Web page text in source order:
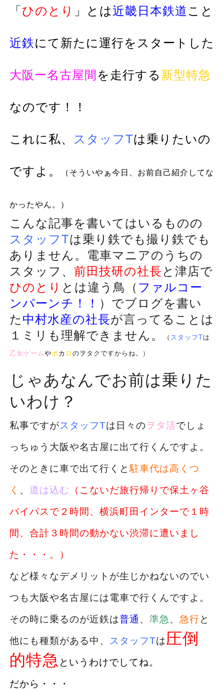
「 ひのとり 」とは近畿日本鉄道こと
近鉄にて新たに運行をスタートした
大阪ー名古屋間 を走行する 新型特急
なのです！！
これに私、 スタッフTは乗りたいの
ですよ。 （そういやぁ今日、お前自己紹介してな
かったやん。）
こんな記事を書いてはいるものの
スタッフTは乗り鉄でも撮り鉄でも
ありません。電車マニアのうちの
スタッフ、 前田技研の社長 と津店で
ひのとり とは違う鳥（ ファルコー
ンパーンチ！！ ）でブログを書い
た 中村水産の社長が言ってることは
１ミリも理解できません。
（ スタッフTは
乙女ゲームやボカ ロ のヲタクですからね。）
じゃあなんでお前は乗りた
いわけ？
私事ですがスタッフTは日々のヲタ活でしょ
っちゅう大阪や名古屋に出て行くんですよ。
そのときに車で出て行くと 駐車代は高くつ
く 、 道は込む （こないだ旅行帰りで保土ヶ谷
バイパスで２時間、横浜町田インターで１時
間、合計３時間の動かない渋滞に遭いまし
た・・・。）
など様々なデメリットが生じかねないのでい
つも大阪や名古屋には電車で行くんですよ。
その時に乗るのが近鉄は普通 、 準急 、 急行と
他にも種類がある中、 スタッフTは圧倒
的特急 というわけでしてね。
だから・・・